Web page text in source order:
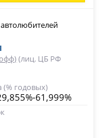
(лиц. ЦБ РФ
(% годовых)
61,999%